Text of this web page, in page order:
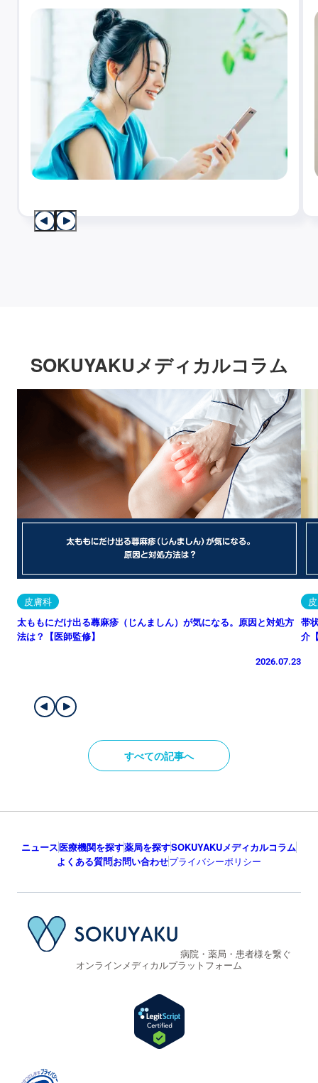
SOKUYAKUメディカルコラム
皮膚科
太ももにだけ出る蕁麻疹（じんましん）が気になる。原因と対処方
法は？【医師監修】
2026.07.23
帯
介
すべての記事へ
ニュース医療機関を探す薬局を探すSOKUYAKUメディカルコラム
よくある質問お問い合わせプライバシーポリシー
病院・薬局・患者様を繋ぐ
オンラインメディカルプラットフォーム